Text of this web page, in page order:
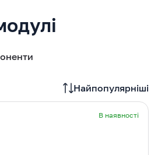
Найпопулярніші
В наявності